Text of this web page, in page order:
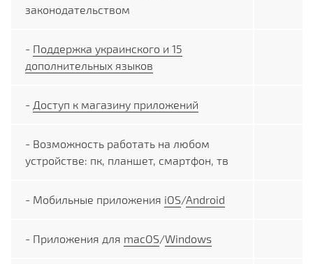
законодательством
- Поддержка украинского и 15
дополнительных языков
- Доступ к магазину приложений
- Возможность работать на любом
устройстве: пк, планшет, смартфон, тв
- Мобильные приложения iOS/Android
- Приложения для macOS/Windows